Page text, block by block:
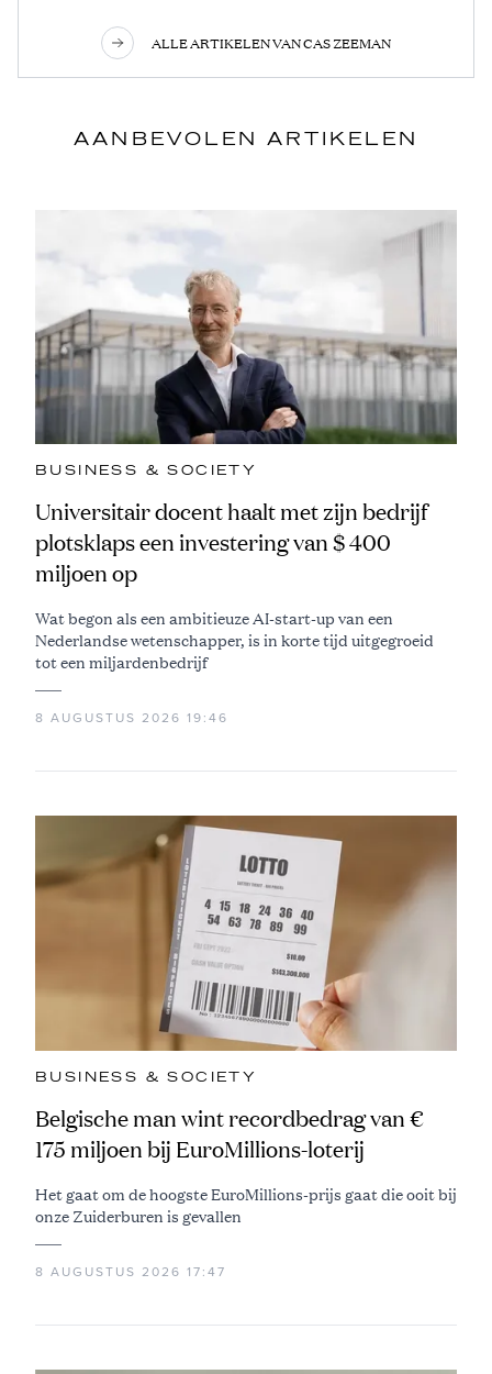
ALLE ARTIKELEN VAN CAS ZEEMAN
AANBEVOLEN ARTIKELEN
BUSINESS & SOCIETY
Universitair docent haalt met zijn bedrijf
plotsklaps een investering van $ 400
miljoen op
Wat begon als een ambitieuze AI-start-up van een
Nederlandse wetenschapper, is in korte tijd uitgegroeid
tot een miljardenbedrijf
8 AUGUSTUS 2026 19:46
BUSINESS & SOCIETY
Belgische man wint recordbedrag van €
175 miljoen bij EuroMillions-loterij
Het gaat om de hoogste EuroMillions-prijs gaat die ooit bij
onze Zuiderburen is gevallen
8 AUGUSTUS 2026 17:47